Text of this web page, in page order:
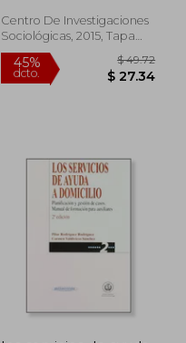
dcto. $
Gonz&Aacute;Lez
Centro De Investigaciones
Sociológicas, 2015, Tapa
Blanda, Nuevo